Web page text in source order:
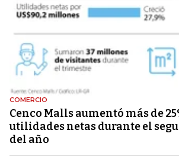
COMERCIO
Cenco Malls aumentó más de
utilidades netas durante el
del año